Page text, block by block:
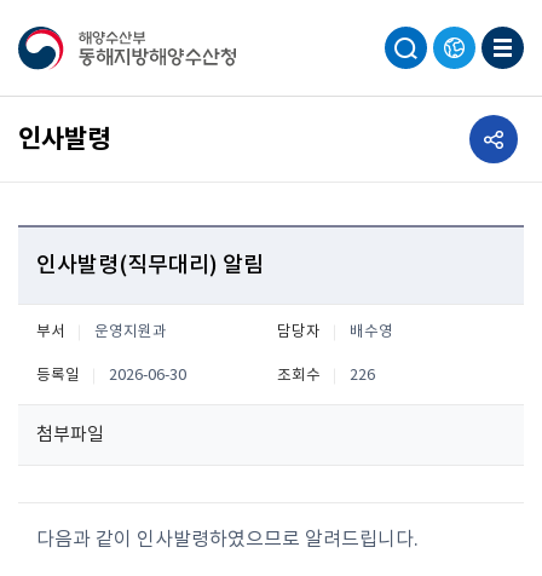
인사발령 공유하기
인사발령(직무대리) 알림
부서 운영지원과 담당자 배수영
등록일 2026-06-30 조회수 226
첨부파일
다음과 같이 인사발령하였으므로 알려드립니다.